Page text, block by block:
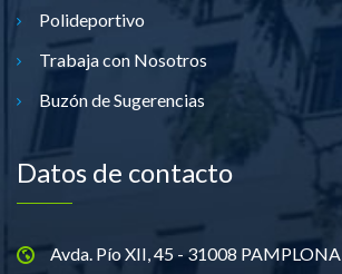
Polideportivo
Trabaja con Nosotros
Buzón de Sugerencias
Datos de contacto
Avda. Pío XII, 45 - 31008 PAMPLONA